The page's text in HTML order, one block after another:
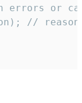
errors or
//